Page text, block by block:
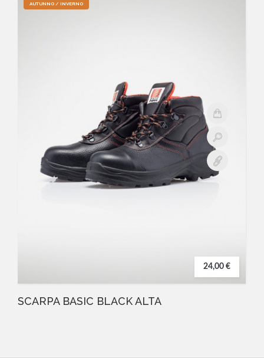
AUTUNNO / INVERNO
24,00 €
SCARPA BASIC BLACK ALTA